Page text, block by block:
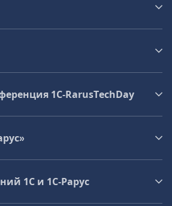
1C‑RarusTechDay
1С и 1С‑Рарус